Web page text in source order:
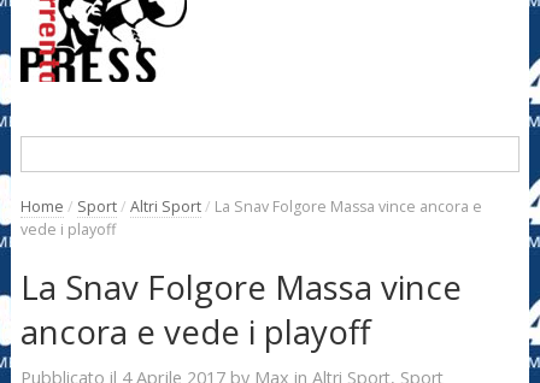
Home / Sport/ Altri Sport/ La Snav Folgore Massa vince ancora e
vede i playoff
La Snav Folgore Massa vince
ancora e vede i playoff
Pubblicato il 4 Aprile 2017by Max in Altri Sport, Sport